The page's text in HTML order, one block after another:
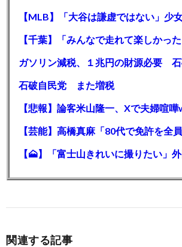
石破自民党 また増税
関連する記事